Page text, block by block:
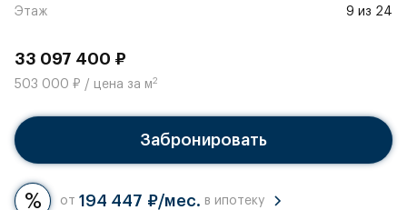
Этаж 9 из 24
33 097 400 ₽
503 000 ₽ / цена за м2
Забронировать
от 194 447 ₽/мес. в ипотеку